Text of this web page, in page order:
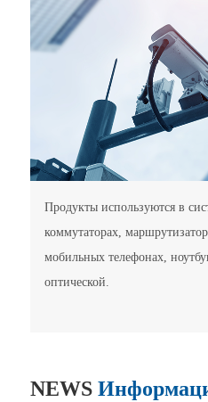
Продукты используются в
коммутаторах,
мобильных телефонах,
оптической.
NEWS